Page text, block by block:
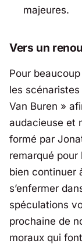
majeures.
Vers un
Pour
les
Van Buren »
audacieuse et
formé par
remarqué
bien continuer
s’enfermer
spéculations
prochaine de
moraux qui